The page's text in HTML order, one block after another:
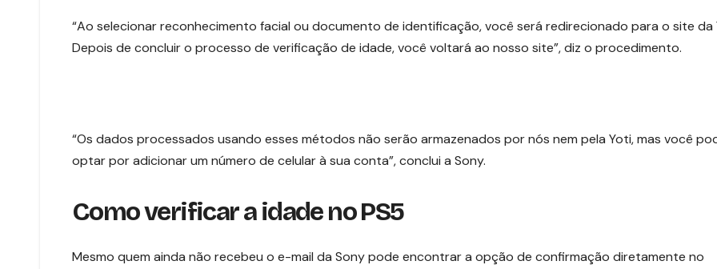
“Ao selecionar reconhecimento facial ou documento de identificação, você será redirecionado para o site da
Depois de concluir o processo de verificação de idade, você voltará ao nosso site”, diz o procedimento.
“Os dados processados usando esses métodos não serão armazenados por nós nem pela Yoti, mas você
optar por adicionar um número de celular à sua conta”, conclui a Sony.
Como verificar a idade no PS5
Mesmo quem ainda não recebeu o e-mail da Sony pode encontrar a opção de confirmação diretamente no